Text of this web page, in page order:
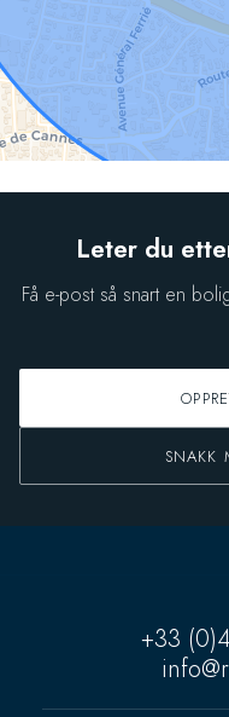
Leter du
Få e-post så snart en
SNAKK
+33